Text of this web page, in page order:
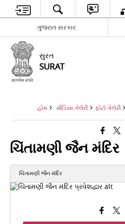
ગુજરાત સરકાર
સુરત
SURAT
હોમ મીડિયા ગેલેરી ફોટો ગેલેરી
ચિંતામણી જૈન મંદિર
ચિંતામણી જૈન મંદિર